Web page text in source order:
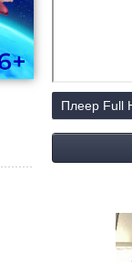
Плеер Full